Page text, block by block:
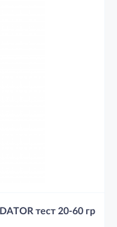
тест 20-60 гр